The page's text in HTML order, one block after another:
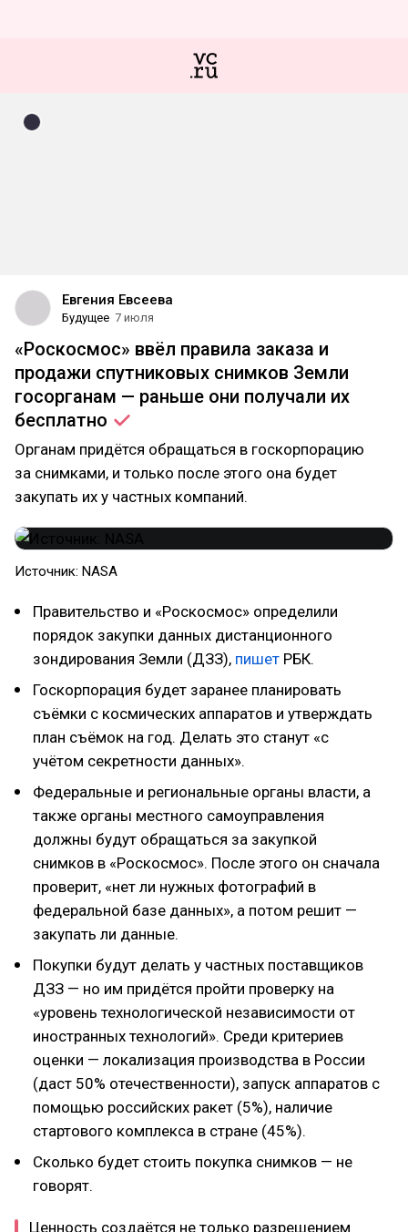
Евгения Евсеева
Будущее 7 июля
«Роскосмос» ввёл правила заказа и
продажи спутниковых снимков Земли
госорганам — раньше они получали их
бесплатно
Органам придётся обращаться в госкорпорацию
за снимками, и только после этого она будет
закупать их у частных компаний.
Источник: NASA
Правительство и «Роскосмос» определили
порядок закупки данных дистанционного
зондирования Земли (ДЗЗ), пишет РБК.
Госкорпорация будет заранее планировать
съёмки с космических аппаратов и утверждать
план съёмок на год. Делать это станут «с
учётом секретности данных».
Федеральные и региональные органы власти, а
также органы местного самоуправления
должны будут обращаться за закупкой
снимков в «Роскосмос». После этого он сначала
проверит, «нет ли нужных фотографий в
федеральной базе данных», а потом решит —
закупать ли данные.
Покупки будут делать у частных поставщиков
ДЗЗ — но им придётся пройти проверку на
«уровень технологической независимости от
иностранных технологий». Среди критериев
оценки — локализация производства в России
(даст 50% отечественности), запуск аппаратов с
помощью российских ракет (5%), наличие
стартового комплекса в стране (45%).
Сколько будет стоить покупка снимков — не
говорят.
Ценность создаётся не только разрешением